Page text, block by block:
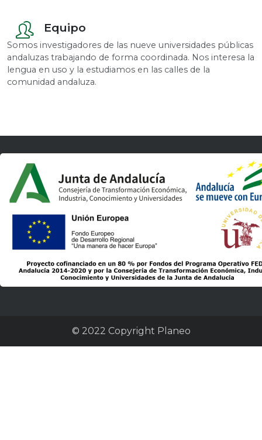
Equipo
Somos investigadores de las nueve universidades públicas
andaluzas trabajando de forma coordinada. Nos interesa la
lengua en uso y la estudiamos en las calles de la
comunidad andaluza.
© 2022 Copyright Planeo